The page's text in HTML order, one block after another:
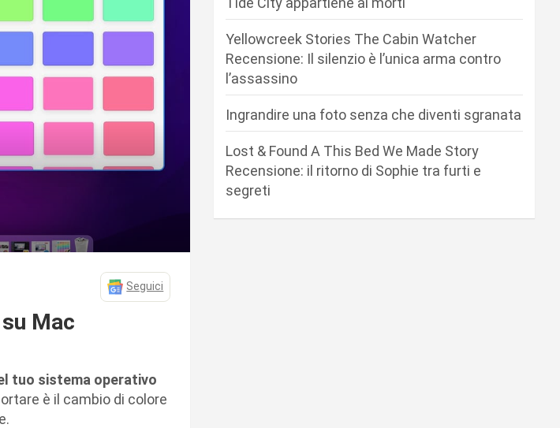
Seguici
Mac
tuo sistema operativo
è il cambio di colore
Yellowcreek Stories The Cabin Watcher
Recensione: Il silenzio è l’unica arma contro
l’assassino
Ingrandire una foto senza che diventi sgranata
Lost & Found A This Bed We Made Story
Recensione: il ritorno di Sophie tra furti e
segreti